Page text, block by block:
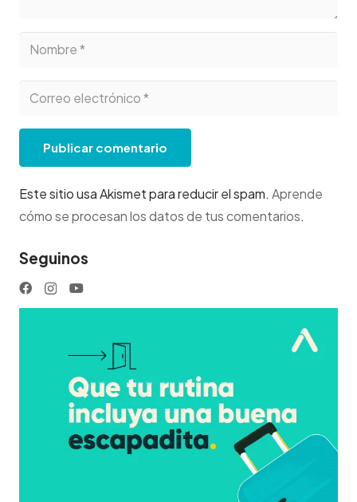
Publicar comentario
Este sitio usa Akismet para reducir el spam. Aprende
cómo se procesan los datos de tus comentarios.
Seguinos